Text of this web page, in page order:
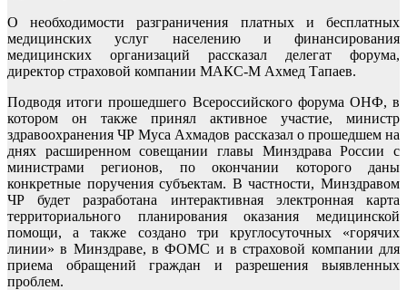
О необходимости разграничения платных и бесплатных
медицинских услуг населению и финансирования
медицинских организаций рассказал делегат форума,
директор страховой компании МАКС-М Ахмед Тапаев.
Подводя итоги прошедшего Всероссийского форума ОНФ, в
котором он также принял активное участие, министр
здравоохранения ЧР Муса Ахмадов рассказал о прошедшем на
днях расширенном совещании главы Минздрава России с
министрами регионов, по окончании которого даны
конкретные поручения субъектам. В частности, Минздравом
ЧР будет разработана интерактивная электронная карта
территориального планирования оказания медицинской
помощи, а также создано три круглосуточных «горячих
линии» в Минздраве, в ФОМС и в страховой компании для
приема обращений граждан и разрешения выявленных
проблем.